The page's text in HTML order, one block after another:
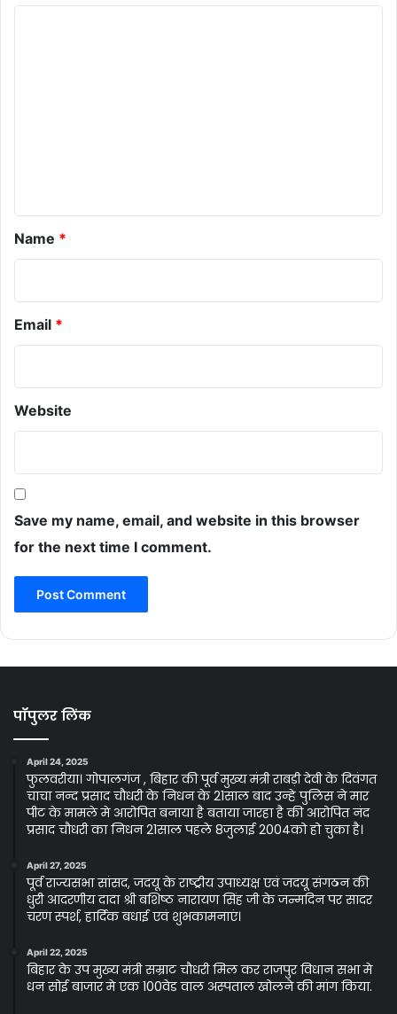
Name *
Email *
Website
Save my name, email, and website in this browser
for the next time I comment.
पॉपुलर लिंक
April 24, 2025
फुलवरीया। गोपालगंज , बिहार की पूर्व मुख्य मंत्री राबड़ी देवी के दिवंगत
चाचा नन्द प्रसाद चौधरी के निधन के 21साल बाद उन्हे पुलिस ने मार
पीट के मामले मे आरोपित बनाया है बताया जारहा है की आरोपित नंद
प्रसाद चौधरी का निधन 21साल पहले 8जुलाई 2004को हो चुका है।
April 27, 2025
पूर्व राज्यसभा सांसद, जदयू के राष्ट्रीय उपाध्यक्ष एवं जदयू संगठन की
धुरी आदरणीय दादा श्री बशिष्ठ नारायण सिंह जी के जन्मदिन पर सादर
चरण स्पर्श, हार्दिक बधाई एवं शुभकामनाएं।
April 22, 2025
बिहार के उप मुख्य मंत्री सम्राट चौधरी मिल कर राजपुर विधान सभा मे
धन सोई बाजार मे एक 100वेड वाल अस्पताल खोलने की मांग किया.